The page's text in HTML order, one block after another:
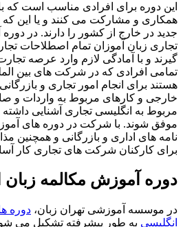
این دوره برای افرادی مناسب است
همکاری و مشارکت می کنند و یا این
جدید در خارج از کشور را دارند. در
تجاری زبان آموزان تمام اصطلاحات
گیرند و با آمادگی لازم وارد عرصه
تمامی افرادی که در شرکت های بین
هستند برای انجام امور تجاری و
خارجی و کارهای مربوط به واردات و
مربوط به انگلیسی تجاری آشنایی داشته
موفق شوند. با شرکت در دوره های
نامه های اداری و بازرگانی و همچنین
برای کارکنان شرکت های تجاری کار
دوره آموزش مکالمه زبان
در موسسه آموزشی تهران زبان، دوره
انگلیسی به طور پیشرفته تشکیل می